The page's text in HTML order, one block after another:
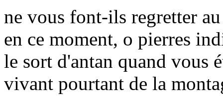
ne vous font-ils regretter
en ce moment, o pierres
le sort d'antan quand vous
vivant pourtant de la